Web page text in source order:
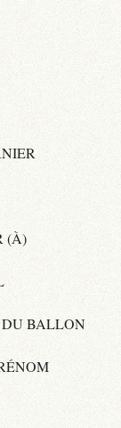
(À)
DU BALLON